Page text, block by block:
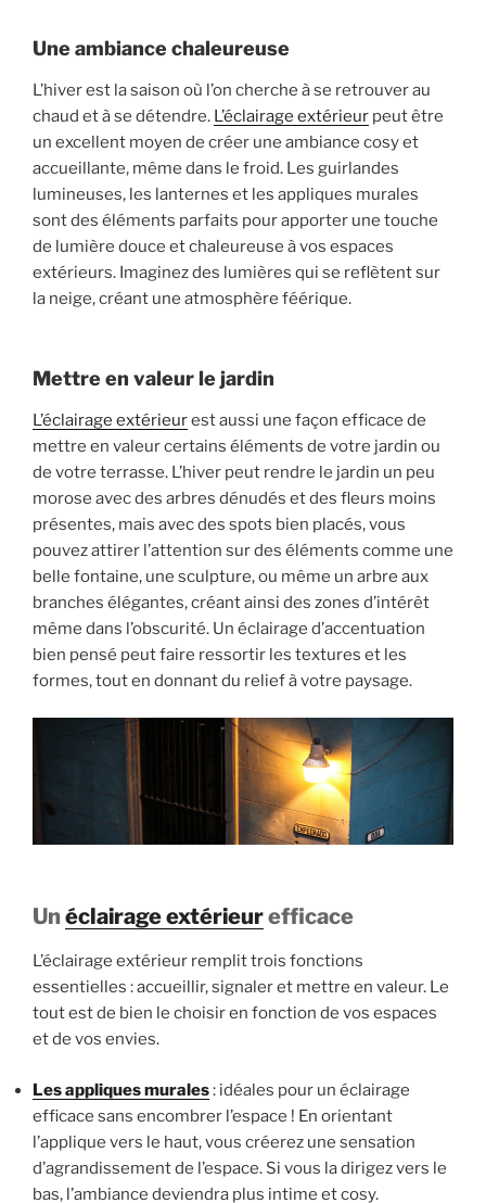
Une ambiance chaleureuse
L’hiver est la saison où l’on cherche à se retrouver au
chaud et à se détendre. L’éclairage extérieur peut être
un excellent moyen de créer une ambiance cosy et
accueillante, même dans le froid. Les guirlandes
lumineuses, les lanternes et les appliques murales
sont des éléments parfaits pour apporter une touche
de lumière douce et chaleureuse à vos espaces
extérieurs. Imaginez des lumières qui se reflètent sur
la neige, créant une atmosphère féérique.
Mettre en valeur le jardin
L’éclairage extérieurest aussi une façon efficace de
mettre en valeur certains éléments de votre jardin ou
de votre terrasse. L’hiver peut rendre le jardin un peu
morose avec des arbres dénudés et des fleurs moins
présentes, mais avec des spots bien placés, vous
pouvez attirer l’attention sur des éléments comme une
belle fontaine, une sculpture, ou même un arbre aux
branches élégantes, créant ainsi des zones d’intérêt
même dans l’obscurité. Un éclairage d’accentuation
bien pensé peut faire ressortir les textures et les
formes, tout en donnant du relief à votre paysage.
Unéclairage extérieurefficace
L’éclairage extérieur remplit trois fonctions
essentielles : accueillir, signaler et mettre en valeur. Le
tout est de bien le choisir en fonction de vos espaces
et de vos envies.
Les appliques murales: idéales pour un éclairage
efficace sans encombrer l’espace ! En orientant
l’applique vers le haut, vous créerez une sensation
d’agrandissement de l’espace. Si vous la dirigez vers le
bas, l’ambiance deviendra plus intime et cosy.